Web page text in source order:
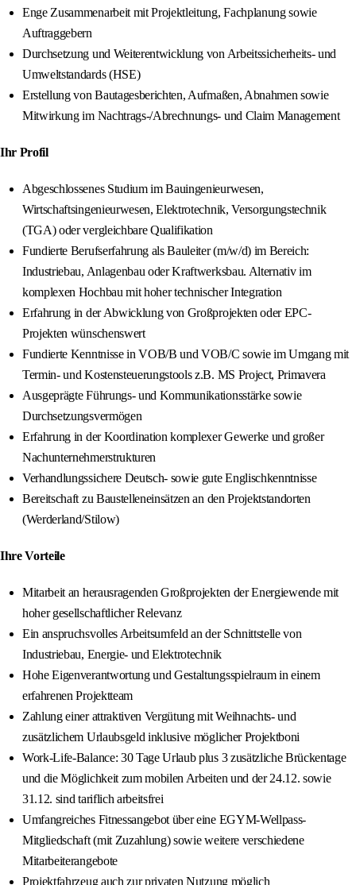
Enge Zusammenarbeit mit Projektleitung, Fachplanung sowie
Auftraggebern
Durchsetzung und Weiterentwicklung von Arbeitssicherheits- und
Umweltstandards (HSE)
Erstellung von Bautagesberichten, Aufmaßen, Abnahmen sowie
Mitwirkung im Nachtrags-/Abrechnungs- und Claim Management
Ihr Profil
Abgeschlossenes Studium im Bauingenieurwesen,
Wirtschaftsingenieurwesen, Elektrotechnik, Versorgungstechnik
(TGA) oder vergleichbare Qualifikation
Fundierte Berufserfahrung als Bauleiter (m/w/d) im Bereich:
Industriebau, Anlagenbau oder Kraftwerksbau. Alternativ im
komplexen Hochbau mit hoher technischer Integration
Erfahrung in der Abwicklung von Großprojekten oder EPC-
Projekten wünschenswert
Fundierte Kenntnisse in VOB/B und VOB/C sowie im Umgang mit
Termin- und Kostensteuerungstools z.B. MS Project, Primavera
Ausgeprägte Führungs- und Kommunikationsstärke sowie
Durchsetzungsvermögen
Erfahrung in der Koordination komplexer Gewerke und großer
Nachunternehmerstrukturen
Verhandlungssichere Deutsch- sowie gute Englischkenntnisse
Bereitschaft zu Baustelleneinsätzen an den Projektstandorten
(Werderland/Stilow)
Ihre Vorteile
Mitarbeit an herausragenden Großprojekten der Energiewende mit
hoher gesellschaftlicher Relevanz
Ein anspruchsvolles Arbeitsumfeld an der Schnittstelle von
Industriebau, Energie- und Elektrotechnik
Hohe Eigenverantwortung und Gestaltungsspielraum in einem
erfahrenen Projektteam
Zahlung einer attraktiven Vergütung mit Weihnachts- und
zusätzlichem Urlaubsgeld inklusive möglicher Projektboni
Work-Life-Balance: 30 Tage Urlaub plus 3 zusätzliche Brückentage
und die Möglichkeit zum mobilen Arbeiten und der 24.12. sowie
31.12. sind tariflich arbeitsfrei
Umfangreiches Fitnessangebot über eine EGYM-Wellpass-
Mitgliedschaft (mit Zuzahlung) sowie weitere verschiedene
Mitarbeiterangebote
Projektfahrzeug auch zur privaten Nutzung möglich